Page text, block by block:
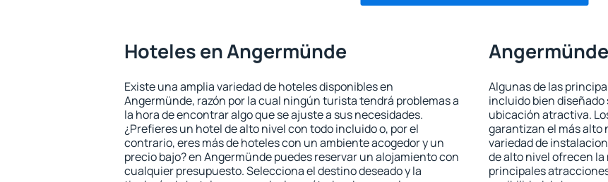
Hoteles en Angermünde
Existe una amplia variedad de hoteles disponibles en
Angermünde, razón por la cual ningún turista tendrá problemas a
la hora de encontrar algo que se ajuste a sus necesidades.
¿Prefieres un hotel de alto nivel con todo incluido o, por el
contrario, eres más de hoteles con un ambiente acogedor y un
precio bajo? en Angermünde puedes reservar un alojamiento con
cualquier presupuesto. Selecciona el destino deseado y la
Algunas de las
incluido bien diseñado
ubicación atractiva.
garantizan el más alto
variedad de
de alto nivel ofrecen
principales